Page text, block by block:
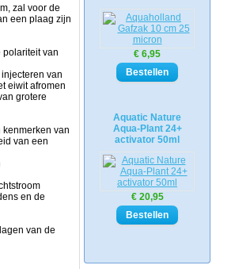
€ 6,95
Aquatic Nature
Aqua-Plant 24+
activator 50ml
€ 20,95
zal voor de
een plaag zijn
van
van
eiwit afromen
grotere
van
van een
en de
van de